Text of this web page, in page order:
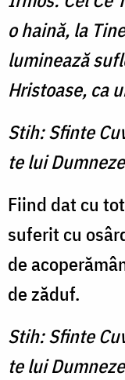
o haină, la
luminează
Hristoase, ca
Stih: Sfinte
te lui
Fiind dat cu
suferit cu
de
de zăduf.
Stih: Sfinte
te lui